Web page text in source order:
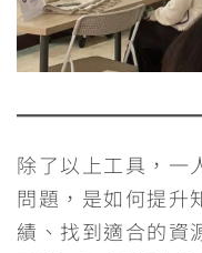
除了以上工具，一
問題，是如何提升
績、找到適合的資